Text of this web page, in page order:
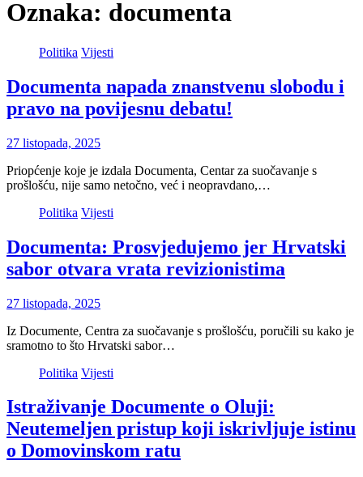
Oznaka: documenta
Politika Vijesti
Documenta napada znanstvenu slobodu i
pravo na povijesnu debatu!
27 listopada, 2025
Priopćenje koje je izdala Documenta, Centar za suočavanje s
prošlošću, nije samo netočno, već i neopravdano,…
Politika Vijesti
Documenta: Prosvjedujemo jer Hrvatski
sabor otvara vrata revizionistima
27 listopada, 2025
Iz Documente, Centra za suočavanje s prošlošću, poručili su kako je
sramotno to što Hrvatski sabor…
Politika Vijesti
Istraživanje Documente o Oluji:
Neutemeljen pristup koji iskrivljuje istinu
o Domovinskom ratu